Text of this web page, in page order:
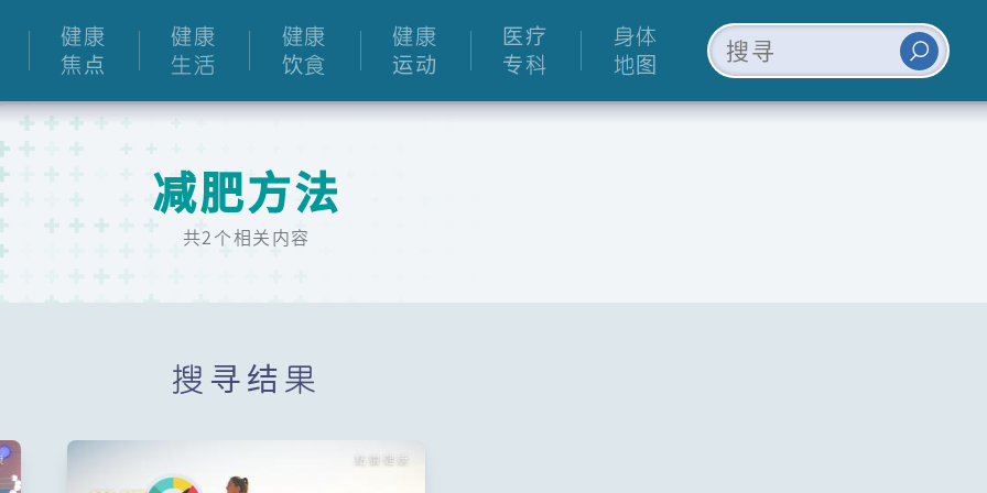
健康
焦点
健康
生活
健康
饮食
健康
运动
医疗
专科
身体
地图
减肥方法
共2个相关内容
搜寻结果